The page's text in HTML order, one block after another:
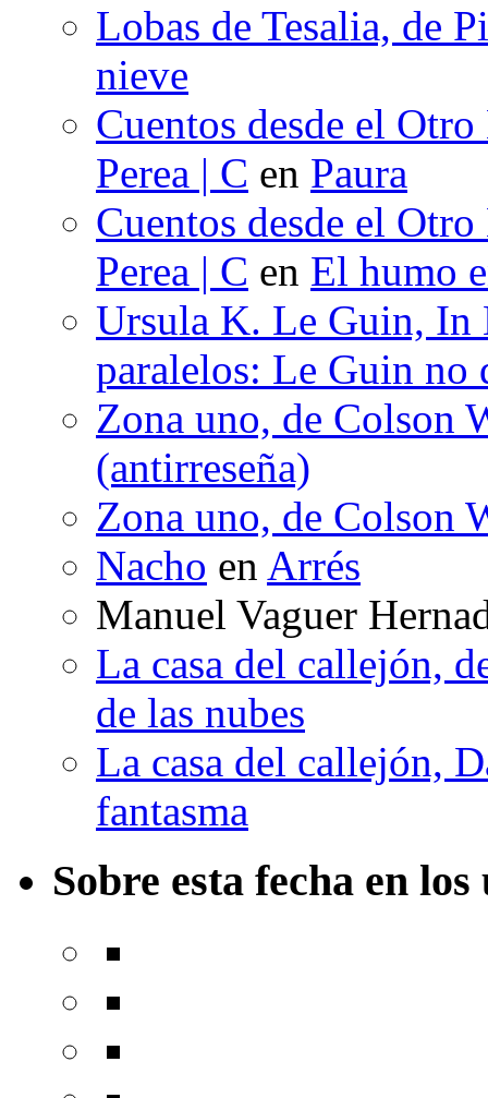
Lobas de Tesalia, de
nieve
Cuentos desde el
Perea | C en Paura
Cuentos desde el
Perea | C en El humo
Ursula K. Le Guin, In
paralelos: Le Guin no
Zona uno, de Colson
(antirreseña)
Zona uno, de Colson
Nacho en Arrés
Manuel Vaguer
La casa del callejón,
de las nubes
La casa del callejón,
fantasma
Sobre esta fecha en